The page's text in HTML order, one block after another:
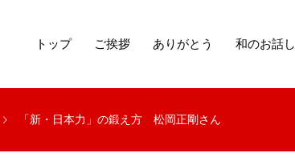
トップ ご挨拶 ありがとう 和のお話し
「新・日本力」の鍛え方 松岡正剛さん